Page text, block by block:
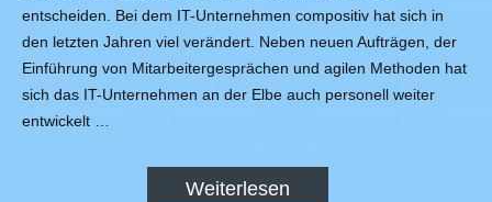
entscheiden. Bei dem IT-Unternehmen compositiv hat sich in
den letzten Jahren viel verändert. Neben neuen Aufträgen, der
Einführung von Mitarbeitergesprächen und agilen Methoden hat
sich das IT-Unternehmen an der Elbe auch personell weiter
entwickelt …
Weiterlesen